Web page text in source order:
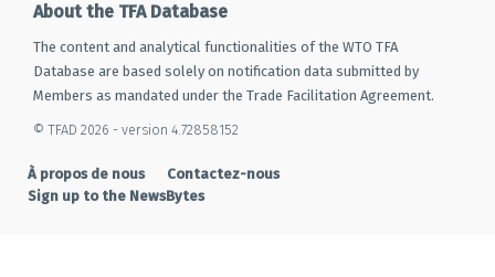
About the TFA Database
The content and analytical functionalities of the WTO TFA
Database are based solely on notification data submitted by
Members as mandated under the Trade Facilitation Agreement.
© TFAD 2026 - version 4.72858152
À propos de nous
Contactez-nous
Sign up to the NewsBytes